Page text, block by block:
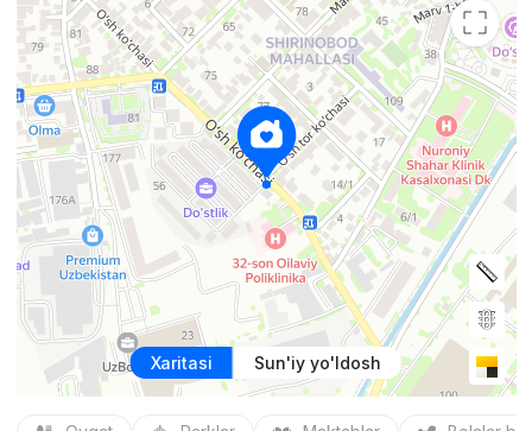
Xaritasi Sun'iy yo'ldosh